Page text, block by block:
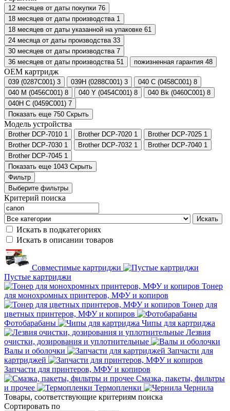
12 месяцев от даты покупки 76
18 месяцев от даты производства 1
18 месяцев от даты указанной на упаковке 61
24 месяца от даты производства 33
30 месяцев от даты производства 7
36 месяцев от даты производства 51 пожизненная гарантия 48
ОЕМ картридж
039 (0287C001) 3 039H (0288C001) 3 040 C (0458C001) 8
040 M (0456C001) 8 040 Y (0454C001) 8 040 Bk (0460C001) 8
040H C (0459C001) 7
Показать еще 750 Скрыть
Модель устройства
Brother DCP-7010 1 Brother DCP-7020 1 Brother DCP-7025 1
Brother DCP-7030 1 Brother DCP-7032 1 Brother DCP-7040 1
Brother DCP-7045 1
Показать еще 1043 Скрыть
Фильтр
Выберите фильтры
Критерий поиска
Искать
Искать в подкатегориях
Искать в описании товаров
Совместимые картриджи
Пустые картриджи
Тонер
для монохромных принтеров, МФУ и копиров
Тонер для
цветных принтеров, МФУ и копиров
Фотобарабаны
Чипы для картриджа
Лезвия
очистки, дозирования и уплотнительные
Валы и оболочки
Запчасти для
картриджей
Запчасти для принтеров, МФУ и копиров
Смазка, пакеты, фильтры
и прочее
Термопленки
Чернила
Товары, соответствующие критериям поиска
Сортировать по